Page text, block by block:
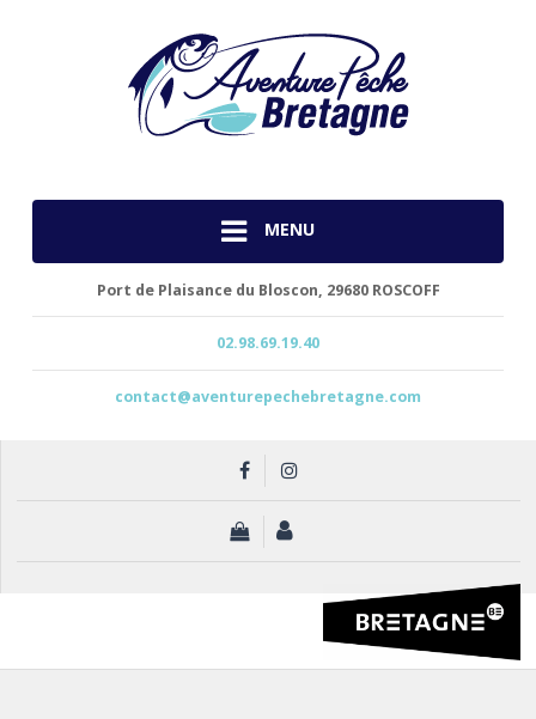
MENU
Port de Plaisance du Bloscon, 29680 ROSCOFF
02.98.69.19.40
contact@aventurepechebretagne.com